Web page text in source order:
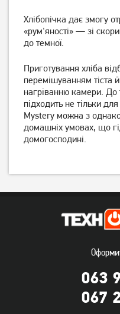
6 079грн
4 859 грн
White
Хлібопічка дає змогу
«рум'яності» — зі
до темної.
Приготування хліба
перемішуванням тіста
нагріванню камери. До
підходить не тільки
Mystery можна з
домашніх умовах, що
домогосподині.
063
067